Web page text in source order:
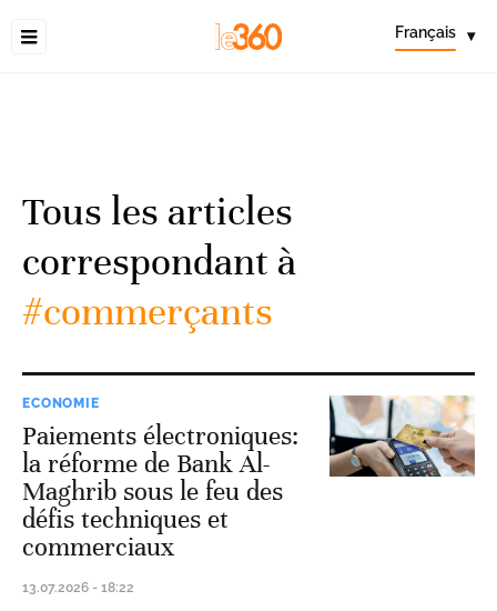
Français ▾
Tous les articles
correspondant à
#commerçants
ECONOMIE
Paiements électroniques:
la réforme de Bank Al-
Maghrib sous le feu des
défis techniques et
commerciaux
13.07.2026 - 18:22